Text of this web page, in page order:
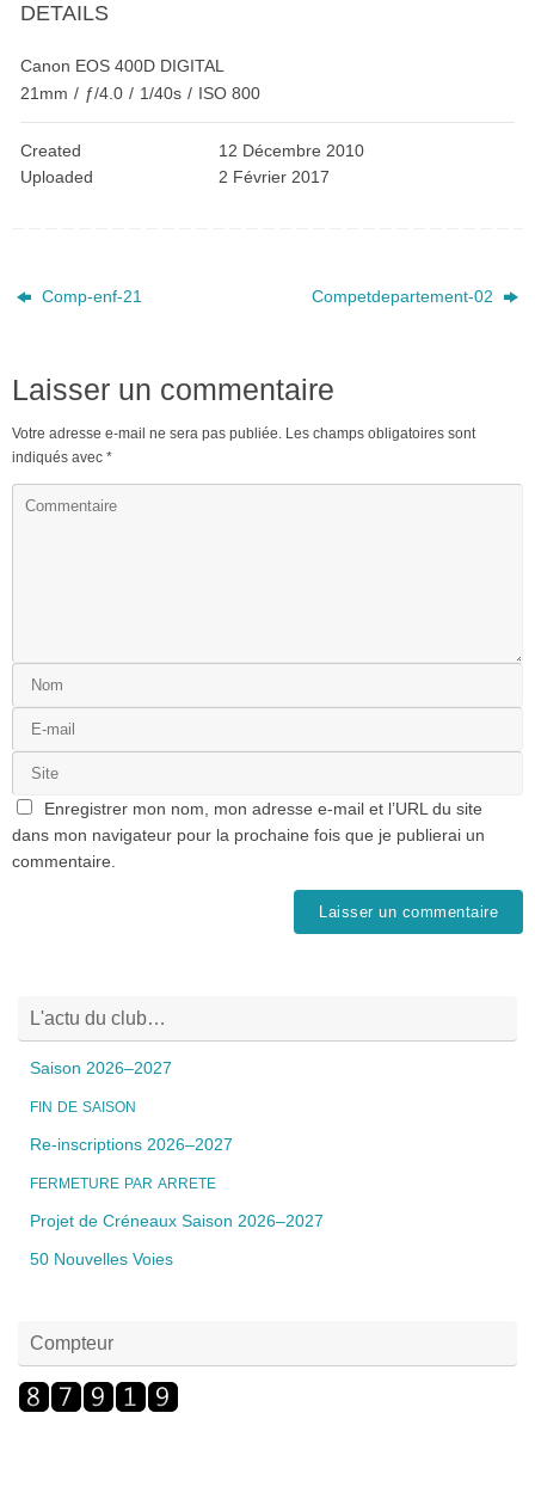
DETAILS
Canon EOS 400D DIGITAL
21mm / ƒ/4.0 / 1/40s / ISO 800
Created
12 Décembre 2010
Uploaded
2 Février 2017
Comp-enf-21 Competdepartement-02
Laisser un commentaire
Votre adresse e-mail ne sera pas publiée. Les champs obligatoires sont
indiqués avec *
Enregistrer mon nom, mon adresse e-mail et l’URL du site
dans mon navigateur pour la prochaine fois que je publierai un
commentaire.
L'actu du club…
Saison 2026–2027
FIN DE SAISON
Re-inscriptions 2026–2027
FERMETURE PAR ARRETE
Projet de Créneaux Saison 2026–2027
50 Nouvelles Voies
Compteur